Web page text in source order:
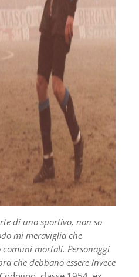
di uno sportivo, non so
mi meraviglia che
mortali. Personaggi
che debbano essere invece